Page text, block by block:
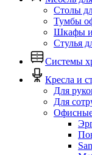
Столы
Тумбы
Шкафы и
Стулья
Системы
Кресла и
Для
Для
Офисные